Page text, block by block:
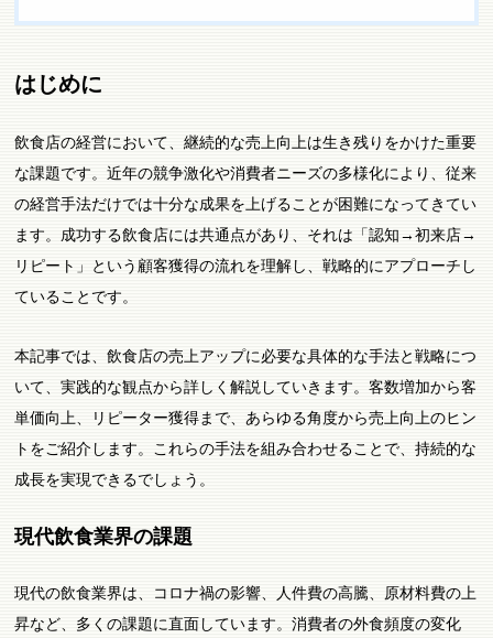
はじめに
飲食店の経営において、継続的な売上向上は生き残りをかけた重要
な課題です。近年の競争激化や消費者ニーズの多様化により、従来
の経営手法だけでは十分な成果を上げることが困難になってきてい
ます。成功する飲食店には共通点があり、それは「認知→初来店→
リピート」という顧客獲得の流れを理解し、戦略的にアプローチし
ていることです。
本記事では、飲食店の売上アップに必要な具体的な手法と戦略につ
いて、実践的な観点から詳しく解説していきます。客数増加から客
単価向上、リピーター獲得まで、あらゆる角度から売上向上のヒン
トをご紹介します。これらの手法を組み合わせることで、持続的な
成長を実現できるでしょう。
現代飲食業界の課題
現代の飲食業界は、コロナ禍の影響、人件費の高騰、原材料費の上
昇など、多くの課題に直面しています。消費者の外食頻度の変化